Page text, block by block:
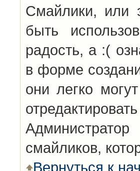
Смайлики, или
быть
радость, а :(
в форме
они легко
смайликов,
Вернуться к